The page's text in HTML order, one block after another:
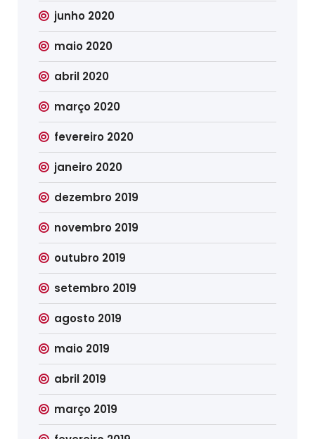
junho 2020
maio 2020
abril 2020
março 2020
fevereiro 2020
janeiro 2020
dezembro 2019
novembro 2019
outubro 2019
setembro 2019
agosto 2019
maio 2019
abril 2019
março 2019